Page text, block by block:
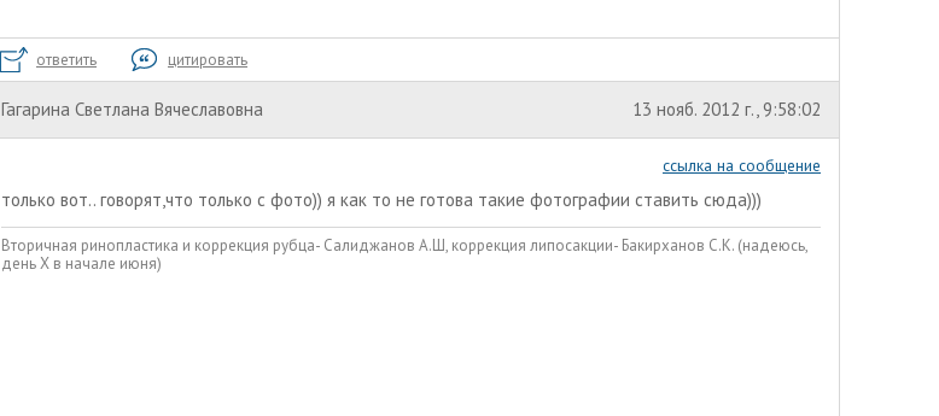
ответить цитировать
Гагарина Светлана Вячеславовна 13 нояб. 2012 г., 9:58:02
ссылка на сообщение
только вот.. говорят,что только с фото)) я как то не готова такие фотографии ставить сюда)))
Вторичная ринопластика и коррекция рубца- Салиджанов А.Ш, коррекция липосакции- Бакирханов С.К. (надеюсь,
день Х в начале июня)